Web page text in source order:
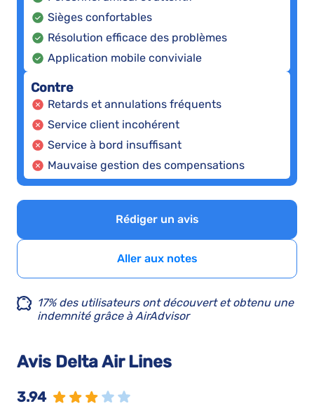
Sièges confortables
Résolution efficace des problèmes
Application mobile conviviale
Contre
Retards et annulations fréquents
Service client incohérent
Service à bord insuffisant
Mauvaise gestion des compensations
Rédiger un avis
Aller aux notes
17% des utilisateurs ont découvert et obtenu une
indemnité grâce à AirAdvisor
Avis Delta Air Lines
3.94